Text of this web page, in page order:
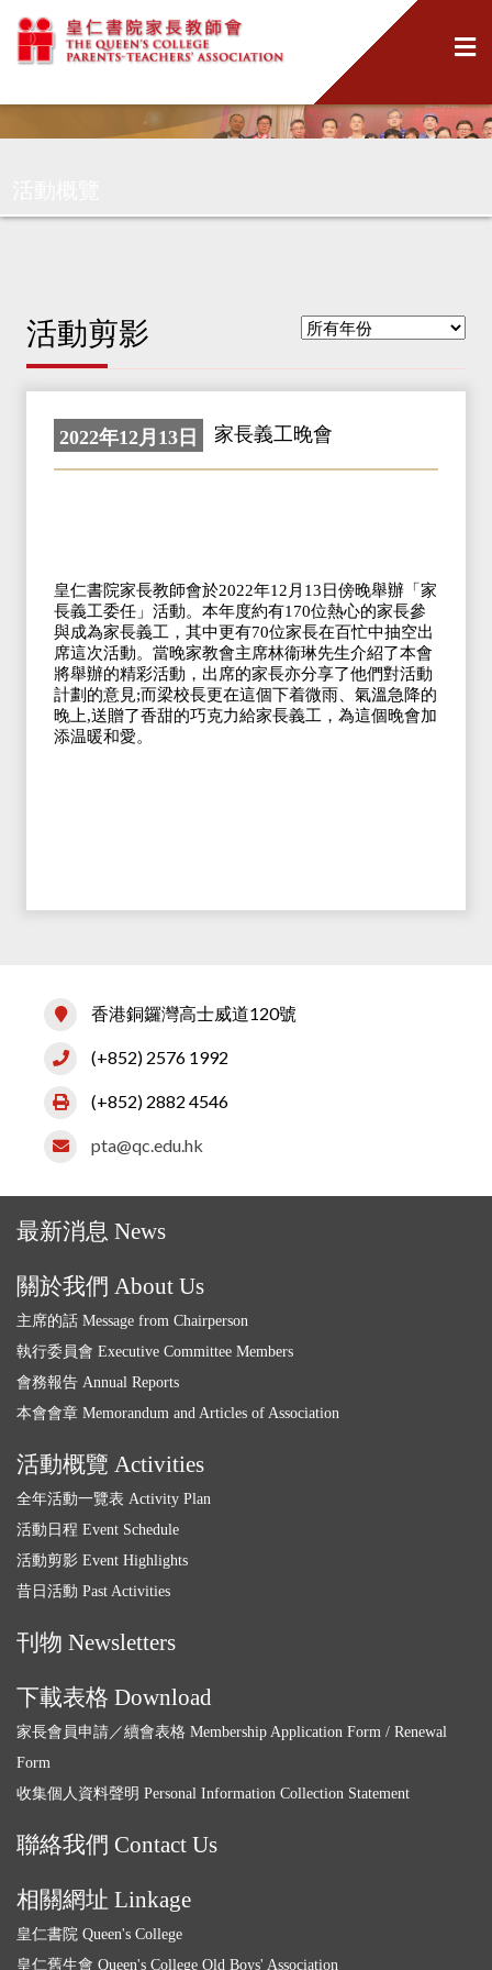
活動剪影
2022年12月13日 家長義工晚會
皇仁書院家長教師會於2022年12月13日傍晚舉辦「家
長義工委任」活動。本年度約有170位熱心的家長參
與成為家長義工，其中更有70位家長在百忙中抽空出
席這次活動。當晚家教會主席林衞琳先生介紹了本會
將舉辦的精彩活動，出席的家長亦分享了他們對活動
計劃的意見;而梁校長更在這個下着微雨、氣溫急降的
晚上,送贈了香甜的巧克力給家長義工，為這個晚會加
添温暖和愛。
香港銅鑼灣高士威道120號
(+852) 2576 1992
(+852) 2882 4546
pta@qc.edu.hk
最新消息 News
關於我們 About Us
主席的話 Message from Chairperson
執行委員會 Executive Committee Members
會務報告 Annual Reports
本會會章 Memorandum and Articles of Association
活動概覽 Activities
全年活動一覽表 Activity Plan
活動日程 Event Schedule
活動剪影 Event Highlights
昔日活動 Past Activities
刊物 Newsletters
下載表格 Download
家長會員申請／續會表格 Membership Application Form / Renewal
Form
收集個人資料聲明 Personal Information Collection Statement
聯絡我們 Contact Us
相關網址 Linkage
皇仁書院 Queen's College
皇仁舊生會 Queen's College Old Boys' Association